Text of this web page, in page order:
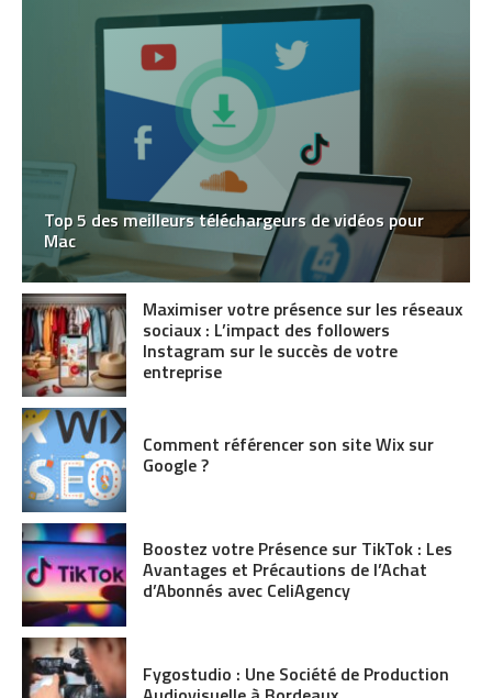
Top 5 des meilleurs téléchargeurs de vidéos pour
Mac
Maximiser votre présence sur les réseaux
sociaux : L’impact des followers
Instagram sur le succès de votre
entreprise
Comment référencer son site Wix sur
Google ?
Boostez votre Présence sur TikTok : Les
Avantages et Précautions de l’Achat
d’Abonnés avec CeliAgency
Fygostudio : Une Société de Production